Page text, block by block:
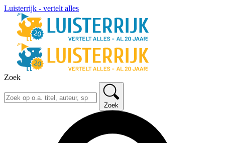
Luisterrijk - vertelt alles
Zoek
Zoek